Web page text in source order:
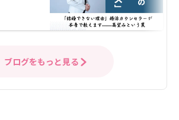
ブログをもっと見る